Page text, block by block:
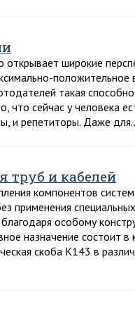
открывает широкие
положительное
такая
сейчас у человека
и репетиторы. Даже
труб и кабелей
компонентов
применения
особому
назначение состоит в
скоба К143 в